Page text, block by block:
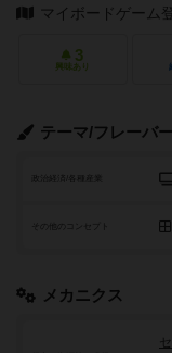
マイボードゲーム
3
興味あり
テーマ/フレーバー
政治経済/各種産業
その他のコンセプト
メカニクス